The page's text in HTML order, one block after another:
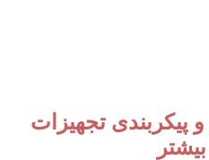
پیکربندی تجهیزات